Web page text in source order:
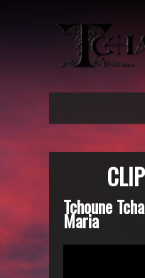
Tchoune
Maria